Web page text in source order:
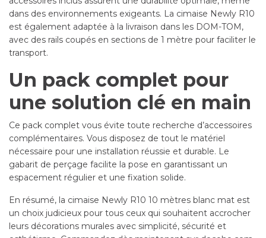
dans des environnements exigeants. La cimaise Newly R10
est également adaptée à la livraison dans les DOM-TOM,
avec des rails coupés en sections de 1 mètre pour faciliter le
transport.
Un pack complet pour
une solution clé en main
Ce pack complet vous évite toute recherche d’accessoires
complémentaires. Vous disposez de tout le matériel
nécessaire pour une installation réussie et durable. Le
gabarit de perçage facilite la pose en garantissant un
espacement régulier et une fixation solide.
En résumé, la cimaise Newly R10 10 mètres blanc mat est
un choix judicieux pour tous ceux qui souhaitent accrocher
leurs décorations murales avec simplicité, sécurité et